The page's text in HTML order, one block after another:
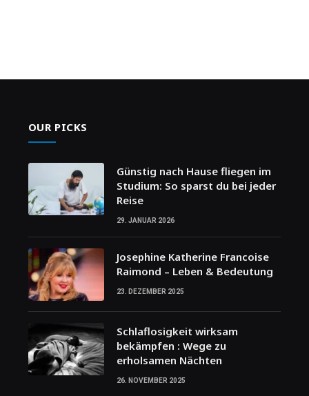
OUR PICKS
Günstig nach Hause fliegen im
Studium: So sparst du bei jeder
Reise
29. JANUAR 2026
Josephine Katherine Francoise
Raimond – Leben & Bedeutung
23. DEZEMBER 2025
Schlaflosigkeit wirksam
bekämpfen : Wege zu
erholsamen Nächten
26. NOVEMBER 2025